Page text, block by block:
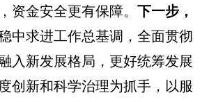
资金安全更有保障。 下一步，
中求进工作总基调，全面贯彻
入新发展格局，更好统筹发展
创新和科学治理为抓手，以服